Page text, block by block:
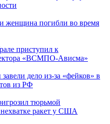
женщина погибли во время
приступил к
«ВСМПО-Ависма»
дело из-за «фейков» в
из РФ
тюрьмой
ракет у США